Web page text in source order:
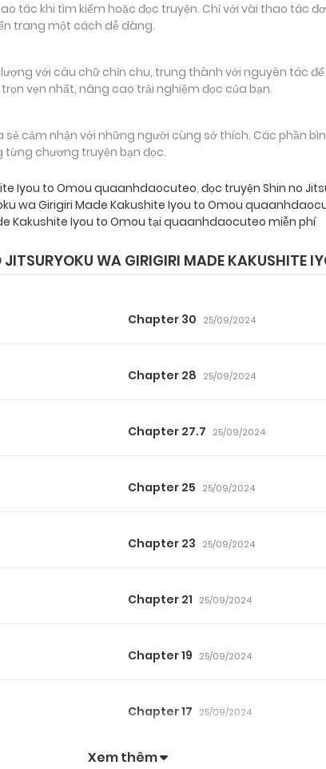
tác khi tìm kiếm hoặc đọc truyện. Chỉ với vài thao tác
trang một cách dễ dàng.
với câu chữ chỉn chu, trung thành với nguyên tác
vẹn nhất, nâng cao trải nghiệm đọc của bạn.
cảm nhận với những người cùng sở thích. Các phần
từng chương truyện bạn đọc.
Iyou to Omou quaanhdaocuteo, đọc truyện Shin no
wa Girigiri Made Kakushite Iyou to Omou
Kakushite Iyou to Omou tại quaanhdaocuteo miễn phí
WA GIRIGIRI MADE KAKUSHITE
Chapter 30 25/09/2024
Chapter 28 25/09/2024
Chapter 27.7 25/09/2024
Chapter 25 25/09/2024
Chapter 23 25/09/2024
Chapter 21 25/09/2024
Chapter 19 25/09/2024
Chapter 17 25/09/2024
Xem thêm